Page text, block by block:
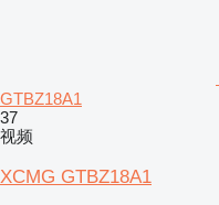
GTBZ18A1
37
视频
XCMG GTBZ18A1